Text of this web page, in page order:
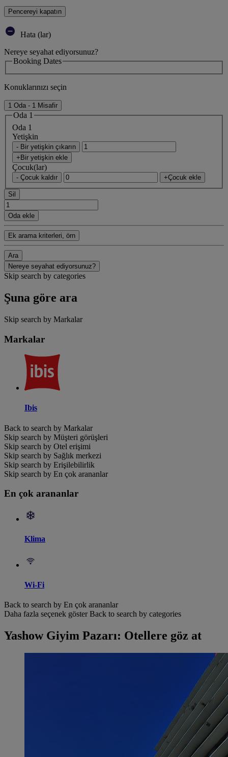
Pencereyi kapatın
Hata (lar)
Nereye seyahat ediyorsunuz?
Booking Dates
Konuklarınızı seçin
1 Oda - 1 Misafir
Oda 1
Oda 1
Yetişkin
- Bir yetişkin çıkarın
+Bir yetişkin ekle
Çocuk(lar)
- Çocuk kaldır +Çocuk ekle
Sil
Oda ekle
Ek arama kriterleri, örn
Ara
Nereye seyahat ediyorsunuz?
Skip search by categories
Şuna göre ara
Skip search by Markalar
Markalar
Ibis
Back to search by Markalar
Skip search by Müşteri görüşleri
Skip search by Otel erişimi
Skip search by Sağlık merkezi
Skip search by Erişilebilirlik
Skip search by En çok arananlar
En çok arananlar
Klima
Wi-Fi
Back to search by En çok arananlar
Daha fazla seçenek göster Back to search by categories
Yashow Giyim Pazarı: Otellere göz at